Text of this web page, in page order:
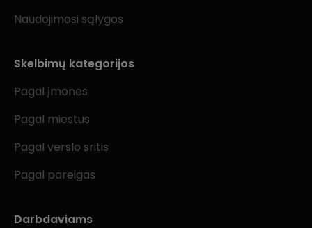
Naudojimosi sąlygos
Skelbimų kategorijos
Pagal įmones
Pagal miestus
Pagal verslo sritis
Pagal pareigas
Darbdaviams